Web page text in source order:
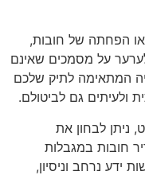
או הפחתה של חובות,
על מסמכים שאינם
המתאימה לתיק שלכם
ולעיתים גם לביטולם.
ניתן לבחון את
חובות במגבלות
ידע נרחב וניסיון,